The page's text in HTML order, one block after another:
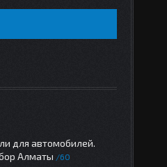
для автомобилей.
Алматы
60